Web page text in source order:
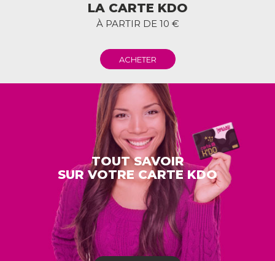
LA CARTE KDO
À PARTIR DE 10 €
ACHETER
TOUT SAVOIR
SUR VOTRE CARTE KDO